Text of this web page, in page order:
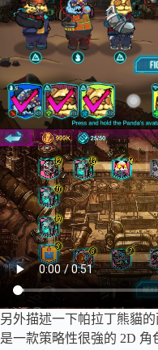
另外描述一下帕拉丁熊貓
是一款策略性很強的 2D 角